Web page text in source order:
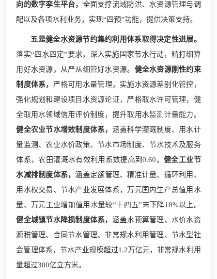
向的数字孪生平台， 全面支撑流域防洪、水资源管理与调
配以及各项水利业务，实现“四预”功能，提供决策支持。
五是健全水资源节约集约利用体系取得决定性进展。
落实“四水四定”要求，深入实施国家节水行动，精打细算
用好水资源，从严从细管好水资源。 健全水资源刚性约束
制度体系， 严格可用水量管理，实施水资源差别化管控，
强化规划和建设项目水资源论证，严格取水许可管理，健
全取用水领域信用评价制度，提升取用水监测计量能力。
健全农业节水增效制度体系， 涵盖科学灌溉制度、用水计
量监测、农业水价政策、节水市场制度、节水技术及服务
体系，农田灌溉水有效利用系数提高到0.60。健全工业节
水减排制度体系，涵盖定额管理、精准计量、循环利用、
用水权交易、节水产业发展体系，万元国内生产总值用水
量、万元工业增加值用水量较“十四五”末下降10%以上。
健全城镇节水降损制度体系， 涵盖水预算管理、水价水资
源税管理、合同节水管理、非常规水利用管理、节水型社
会管理体系，节水产业规模超过1.2万亿元，非常规水利用
量超过300亿立方米。